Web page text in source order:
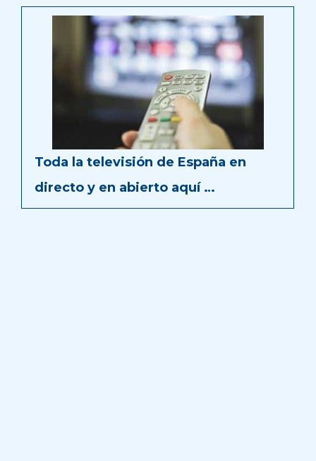
Toda la televisión de España en
directo y en abierto aquí …